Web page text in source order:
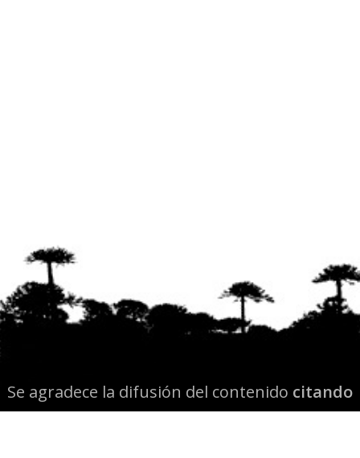
Se agradece la difusión del contenido citando
la fuente www.mapuexpress.org